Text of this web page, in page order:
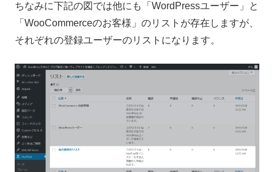
ちなみに下記の図では他にも「WordPressユーザー」と
「WooCommerceのお客様」のリストが存在しますが、
それぞれの登録ユーザーのリストになります。